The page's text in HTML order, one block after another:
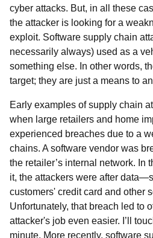
cyber attacks. But, in all these
the attacker is looking for a
exploit. Software supply chain
necessarily always) used as a
something else. In other words,
target; they are just a means to
Early examples of supply chain
when large retailers and home
experienced breaches due to a
chains. A software vendor was
the retailer’s internal network. In
it, the attackers were after
customers' credit card and other
Unfortunately, that breach led to
attacker's job even easier. I’ll
minute. More recently, software